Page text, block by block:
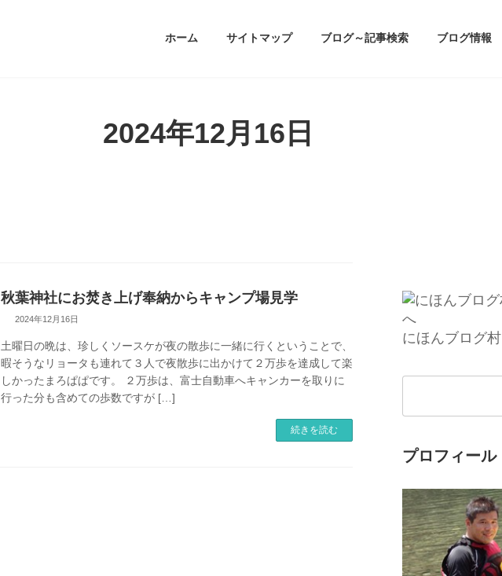
ホーム サイトマップ ブログ～記事検索 ブログ情報
2024年12月16日
秋葉神社にお焚き上げ奉納からキャンプ場見学
2024年12月16日
土曜日の晩は、珍しくソースケが夜の散歩に一緒に行くということで、
暇そうなリョータも連れて３人で夜散歩に出かけて２万歩を達成して楽
しかったまろぱぱです。 ２万歩は、富士自動車へキャンカーを取りに
行った分も含めての歩数ですが […]
続きを読む
にほんブログ村
プロフィール